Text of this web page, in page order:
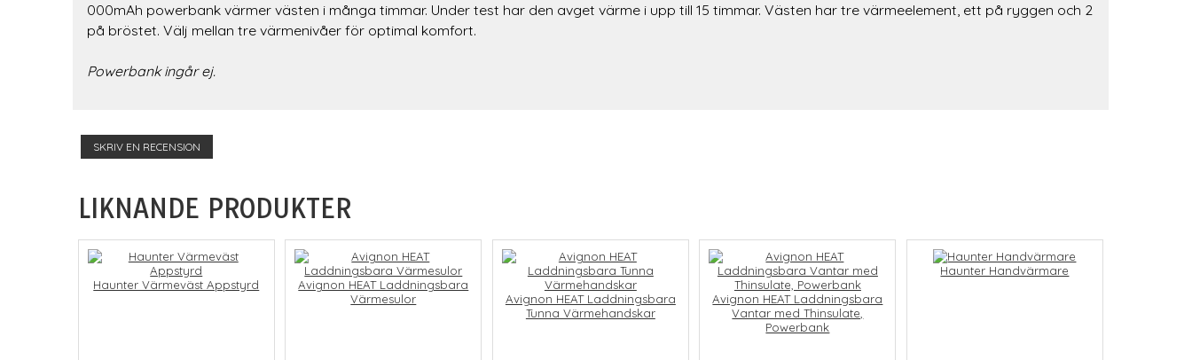
000mAh powerbank värmer västen i många timmar. Under test har den avget värme i upp till 15 timmar. Västen har tre värmeelement, ett på ryggen och 2
på bröstet. Välj mellan tre värmenivåer för optimal komfort.
Powerbank ingår ej.
SKRIV EN RECENSION
LIKNANDE PRODUKTER
Haunter Värmeväst Appstyrd
Avignon HEAT Laddningsbara
Värmesulor
Avignon HEAT Laddningsbara
Tunna Värmehandskar
Avignon HEAT Laddningsbara
Vantar med Thinsulate,
Powerbank
Haunter Handvärmare